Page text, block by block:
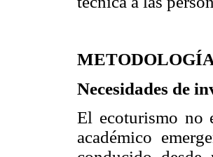
Necesidades de
El ecoturismo no
académico